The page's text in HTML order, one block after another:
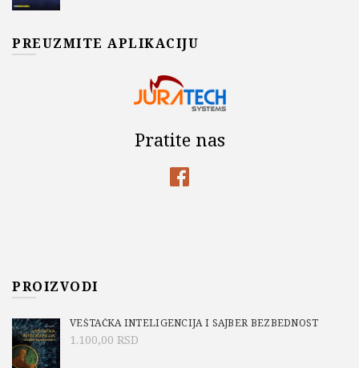
PREUZMITE APLIKACIJU
Pratite nas
PROIZVODI
VEŠTAČKA INTELIGENCIJA I SAJBER BEZBEDNOST
1.100,00 RSD